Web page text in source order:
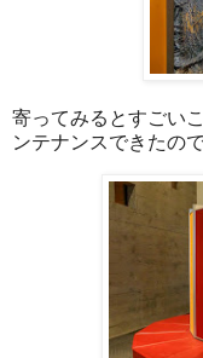
寄ってみるとすごい
ンテナンスできたの